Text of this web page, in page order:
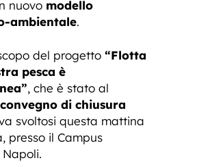
nuovo modello
ambientale.
del progetto “Flotta
pesca è
, che è stato al
convegno di chiusura
svoltosi questa mattina
presso il Campus